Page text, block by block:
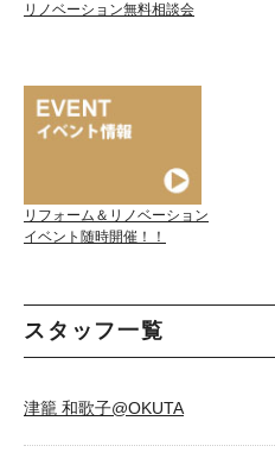
リノベーション無料相談会
リフォーム＆リノベーション
イベント随時開催！！
スタッフ一覧
津籠 和歌子@OKUTA